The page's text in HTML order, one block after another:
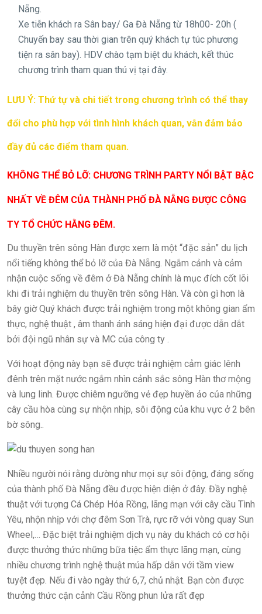
Nẵng.
Xe tiễn khách ra Sân bay/ Ga Đà Nẵng từ 18h00- 20h (
Chuyến bay sau thời gian trên quý khách tự túc phương
tiện ra sân bay). HDV chào tạm biệt du khách, kết thúc
chương trình tham quan thú vị tại đây.
LƯU Ý: Thứ tự và chi tiết trong chương trình có thể thay
đổi cho phù hợp với tình hình khách quan, vẫn đảm bảo
đầy đủ các điểm tham quan.
KHÔNG THỂ BỎ LỠ: CHƯƠNG TRÌNH PARTY NỔI BẬT BẬC
NHẤT VỀ ĐÊM CỦA THÀNH PHỐ ĐÀ NẴNG ĐƯỢC CÔNG
TY TỔ CHỨC HẰNG ĐÊM.
Du thuyền trên sông Hàn được xem là một “đặc sản” du lịch
nổi tiếng không thể bỏ lỡ của Đà Nẵng. Ngắm cảnh và cảm
nhận cuộc sống về đêm ở Đà Nẵng chính là mục đích cốt lõi
khi đi trải nghiệm du thuyền trên sông Hàn. Và còn gì hơn là
bây giờ Quý khách được trải nghiệm trong một không gian ẩm
thực, nghệ thuật , âm thanh ánh sáng hiện đại được dẫn dắt
bởi đội ngũ nhân sự và MC của công ty .
Với hoạt động này bạn sẽ được trải nghiệm cảm giác lênh
đênh trên mặt nước ngắm nhìn cảnh sắc sông Hàn thơ mộng
và lung linh. Được chiêm ngưỡng vẻ đẹp huyền ảo của những
cây cầu hòa cùng sự nhộn nhịp, sôi động của khu vực ở 2 bên
bờ sông..
Nhiều người nói rằng dường như mọi sự sôi động, đáng sống
của thành phố Đà Nẵng đều được hiện diện ở đây. Đầy nghệ
thuật với tượng Cá Chép Hóa Rồng, lãng mạn với cây cầu Tình
Yêu, nhộn nhịp với chợ đêm Sơn Trà, rực rỡ với vòng quay Sun
Wheel,… Đặc biệt trải nghiệm dịch vụ này du khách có cơ hội
được thưởng thức những bữa tiệc ẩm thực lãng mạn, cùng
nhiều chương trình nghệ thuật múa hấp dẫn với tầm view
tuyệt đẹp. Nếu đi vào ngày thứ 6,7, chủ nhật. Bạn còn được
thưởng thức cận cảnh Cầu Rồng phun lửa rất đẹp